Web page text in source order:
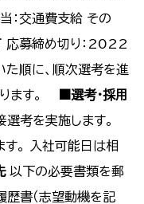
：交通費支給 その
応募締め切り：2022
順に、順次選考を進
ます。
■選考・採用
考を実施します。
。 入社可能日は相
以下の必要書類を郵
歴書（志望動機を記